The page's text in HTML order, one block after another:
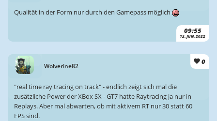
09:55
13. JUN. 2022
Qualität in der Form nur durch den Gamepass möglich
Wolverine82
0
"real time ray tracing on track" - endlich zeigt sich mal die
zusätzliche Power der XBox SX - GT7 hatte Raytracing ja nur in
Replays. Aber mal abwarten, ob mit aktivem RT nur 30 statt 60
FPS sind.